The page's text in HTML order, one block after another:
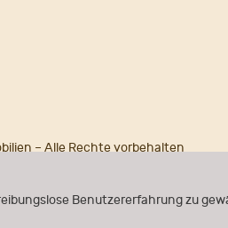
Benutzererfahrung zu
– Alle Rechte vorbehalten